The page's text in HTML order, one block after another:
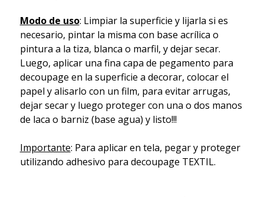
Modo de uso: Limpiar la superficie y lijarla si es
necesario, pintar la misma con base acrílica o
pintura a la tiza, blanca o marfil, y dejar secar.
Luego, aplicar una fina capa de pegamento para
decoupage en la superficie a decorar, colocar el
papel y alisarlo con un film, para evitar arrugas,
dejar secar y luego proteger con una o dos manos
de laca o barniz (base agua) y listo!!!
Importante: Para aplicar en tela, pegar y proteger
utilizando adhesivo para decoupage TEXTIL.